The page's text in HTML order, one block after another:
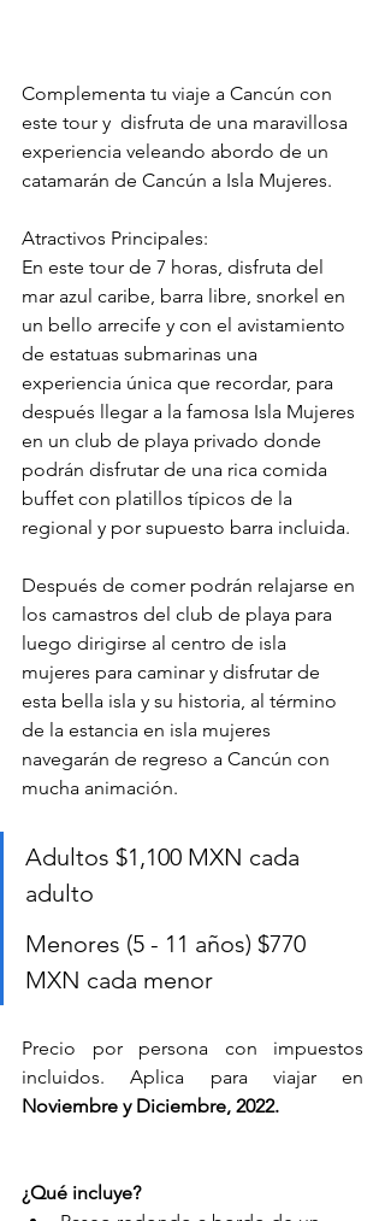
VIAJES 2027
Complementa tu viaje a Cancún con
este tour y disfruta de una maravillosa
experiencia veleando abordo de un
catamarán de Cancún a Isla Mujeres.
Atractivos Principales:
En este tour de 7 horas, disfruta del
mar azul caribe, barra libre, snorkel en
un bello arrecife y con el avistamiento
de estatuas submarinas una
experiencia única que recordar, para
después llegar a la famosa Isla Mujeres
en un club de playa privado donde
podrán disfrutar de una rica comida
buffet con platillos típicos de la
regional y por supuesto barra incluida.
Después de comer podrán relajarse en
los camastros del club de playa para
luego dirigirse al centro de isla
mujeres para caminar y disfrutar de
esta bella isla y su historia, al término
de la estancia en isla mujeres
navegarán de regreso a Cancún con
mucha animación.
Adultos $1,100 MXN cada
adulto
Menores (5 - 11 años) $770
MXN cada menor
Precio por persona con impuestos
Noviembre y Diciembre, 2022.
¿Qué incluye?